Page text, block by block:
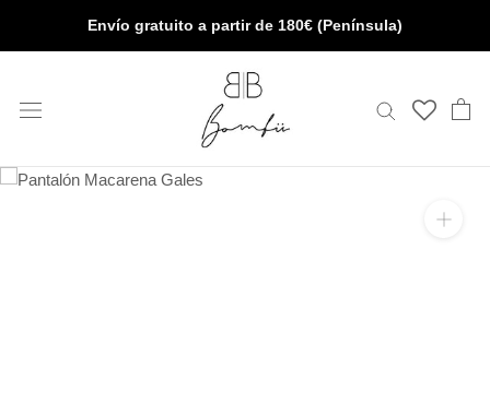
Envío gratuito a partir de 180€ (Península)